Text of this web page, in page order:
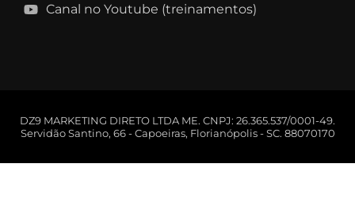
Canal no Youtube (treinamentos)
DZ9 MARKETING DIRETO LTDA ME. CNPJ: 26.365.537/0001-49.
Servidão Santino, 66 - Capoeiras, Florianópolis - SC. 88070170